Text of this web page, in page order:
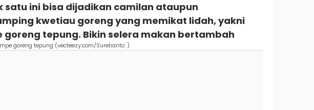
satu ini bisa dijadikan camilan ataupun
kwetiau goreng yang memikat lidah, yakni
goreng tepung. Bikin selera makan bertambah
goreng tepung (vecteezy.com/Suretianto .)